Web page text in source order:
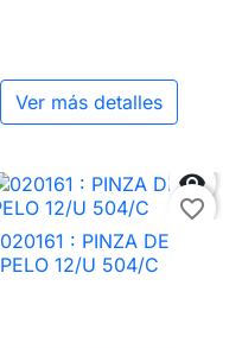
Ver más detalles

favorite_border
020161 : PINZA DE
PELO 12/U 504/C